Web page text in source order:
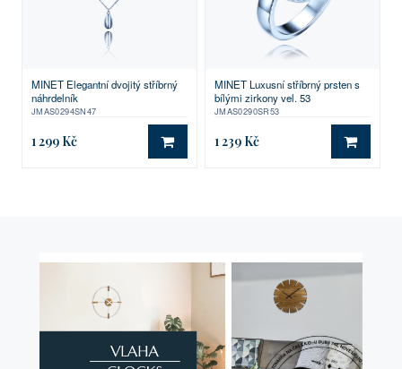
MINET Elegantní dvojitý stříbrný
náhrdelník
JMAS0294SN47
1 299 Kč DO KOŠÍKU
MINET Luxusní stříbrný prsten s
bílými zirkony vel. 53
JMAS0290SR53
1 239 Kč DO